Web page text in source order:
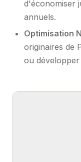
d'économiser
annuels.
Optimisation
originaires de
ou